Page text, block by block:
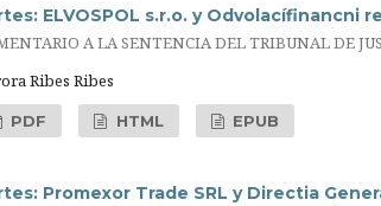
ELVOSPOL s.r.o. y Odvolacífinancni
A LA SENTENCIA DEL TRIBUNAL DE
Ribes Ribes
PDF HTML EPUB
Promexor Trade SRL y Directia